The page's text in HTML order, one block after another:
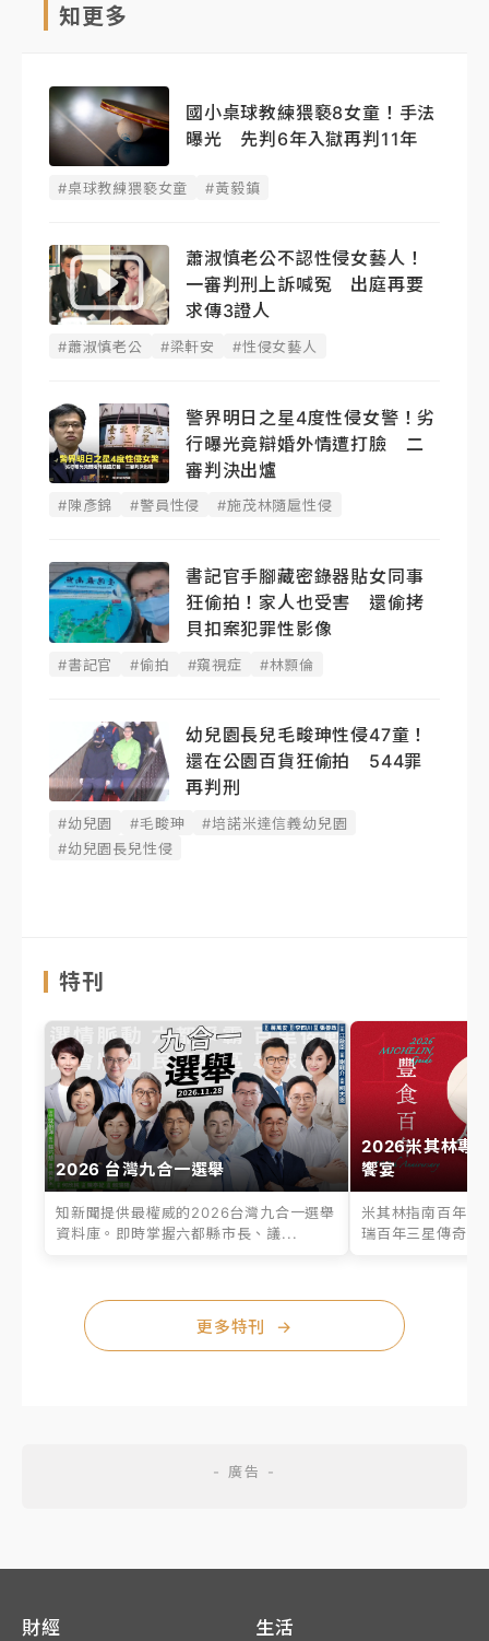
知更多
國小桌球教練猥褻8女童！手法
曝光 先判6年入獄再判11年
#桌球教練猥褻女童 #黃毅鎮
蕭淑慎老公不認性侵女藝人！
一審判刑上訴喊冤 出庭再要
求傳3證人
#蕭淑慎老公 #梁軒安 #性侵女藝人
警界明日之星4度性侵女警！劣
行曝光竟辯婚外情遭打臉 二
審判決出爐
#陳彥錦 #警員性侵 #施茂林隨扈性侵
書記官手腳藏密錄器貼女同事
狂偷拍！家人也受害 還偷拷
貝扣案犯罪性影像
#書記官 #偷拍 #窺視症 #林顥倫
幼兒園長兒毛畯珅性侵47童！
還在公園百貨狂偷拍 544罪
再判刑
#幼兒園 #毛畯珅
#培諾米達信義幼兒園
#幼兒園長兒性侵
特刊
2026 台灣九合一選舉
知新聞提供最權威的2026台灣九合一選舉
資料庫。即時掌握六都縣市長、議...
2026米其林專
饗宴
米其林指南百年之
瑞百年三星傳奇、
更多特刊 →
財經 生活